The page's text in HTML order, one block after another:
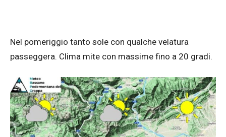
Nel pomeriggio tanto sole con qualche velatura
passeggera. Clima mite con massime fino a 20 gradi.